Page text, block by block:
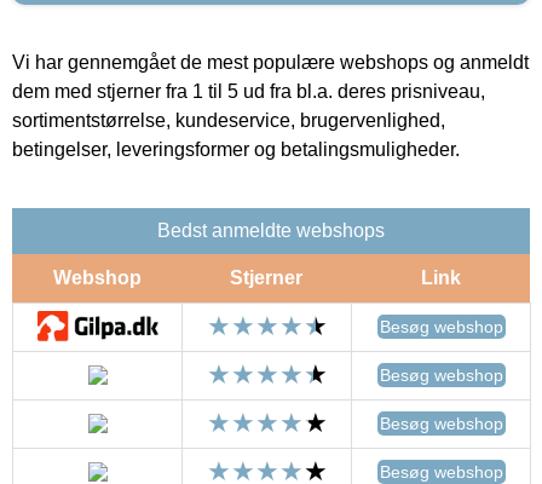
Vi har gennemgået de mest populære webshops og anmeldt
dem med stjerner fra 1 til 5 ud fra bl.a. deres prisniveau,
sortimentstørrelse, kundeservice, brugervenlighed,
betingelser, leveringsformer og betalingsmuligheder.
Bedst anmeldte webshops
Webshop Stjerner Link
Besøg webshop
Besøg webshop
Besøg webshop
Besøg webshop